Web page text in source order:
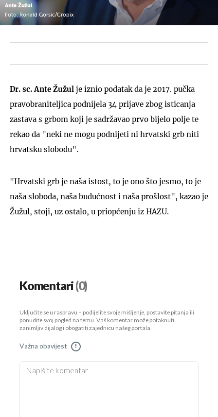
Ante Žužul
Foto: Ronald Gorsic/Cropix
Dr. sc. Ante Žužul je iznio podatak da je 2017. pučka
pravobraniteljica podnijela 34 prijave zbog isticanja
zastava s grbom koji je sadržavao prvo bijelo polje te
rekao da "neki ne mogu podnijeti ni hrvatski grb niti
hrvatsku slobodu".
"Hrvatski grb je naša istost, to je ono što jesmo, to je
naša sloboda, naša budućnost i naša prošlost", kazao je
Žužul, stoji, uz ostalo, u priopćenju iz HAZU.
Komentari(0)
Uključite se u raspravu – podijelite svoje mišljenje, postavite pitanja ili
ponudite svoj pogled na temu. Vaš komentar može potaknuti
zanimljiv dijalog i obogatiti zajednicu našeg portala.
Važna obavijest !